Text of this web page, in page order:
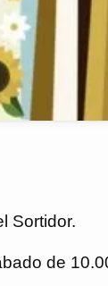
Sortidor.
de